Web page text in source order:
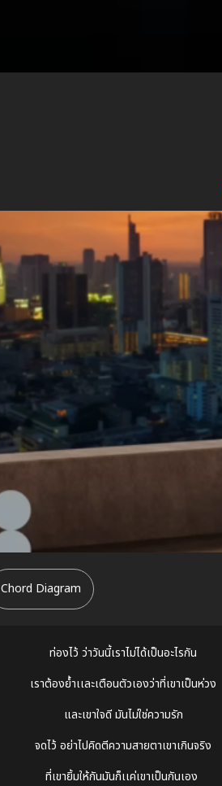
Chord Diagram
ท่องไว้ ว่าวันนี้เราไม่ได้เป็นอะไรกัน
เราต้องย้ำเเละเตือนตัวเองว่าที่เขาเป็นห่วง
และเขาใจดี มันไม่ใช่ความรัก
จดไว้ อย่าไปคิดตีความสายตาเขาเกินจริง
ที่เขายิ้มให้กันมันก็เเค่เขาเป็นกันเอง